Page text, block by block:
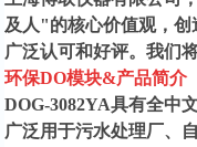
及人"的核心价值观，创
广泛认可和好评。我们
环保DO模块&产品简介
DOG-3082YA具有全中
广泛用于污水处理厂、